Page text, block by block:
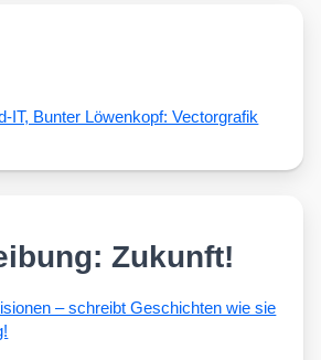
Zukunft!
– schreibt Geschich­ten wie sie